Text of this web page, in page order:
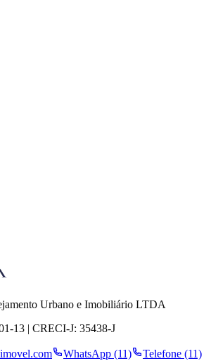
Urbano e Imobiliário LTDA
13 | CRECI-J: 35438-J
WhatsApp (11)
Telefone (11)